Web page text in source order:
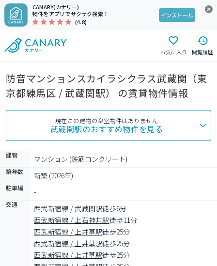
CANARY(カナリー)
物件をアプリでサクサク検索！
(4.8)
インストール
お気に入り 閲覧履歴
防音マンションスカイラシクラス武蔵関（東
京都練馬区 / 武蔵関駅） の賃貸物件情報
現在この建物の空室物件はありません
武蔵関駅のおすすめ物件を見る
建物 マンション (鉄筋コンクリート)
築年数 新築 (2026年)
駐車場 -
交通 西武新宿線 / 武蔵関駅徒歩6分
西武新宿線 / 上石神井駅徒歩11分
西武新宿線 / 上井草駅徒歩25分
西武新宿線 / 上井草駅徒歩25分
西武新宿線 / 上井草駅徒歩25分